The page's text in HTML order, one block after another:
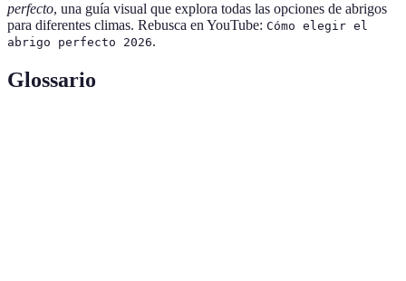
perfecto, una guía visual que explora todas las opciones de abrigos
para diferentes climas. Rebusca en YouTube: Cómo elegir el
abrigo perfecto 2026.
Glossario